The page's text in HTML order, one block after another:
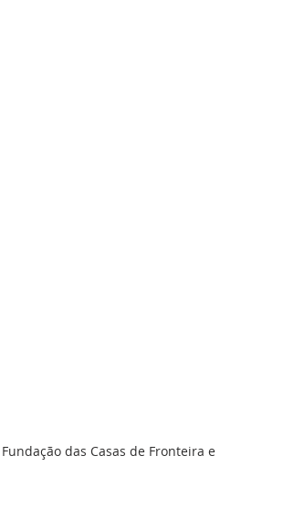
das Casas de Fronteira e